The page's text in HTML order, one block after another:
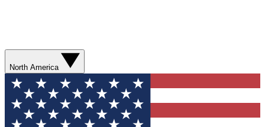
North America